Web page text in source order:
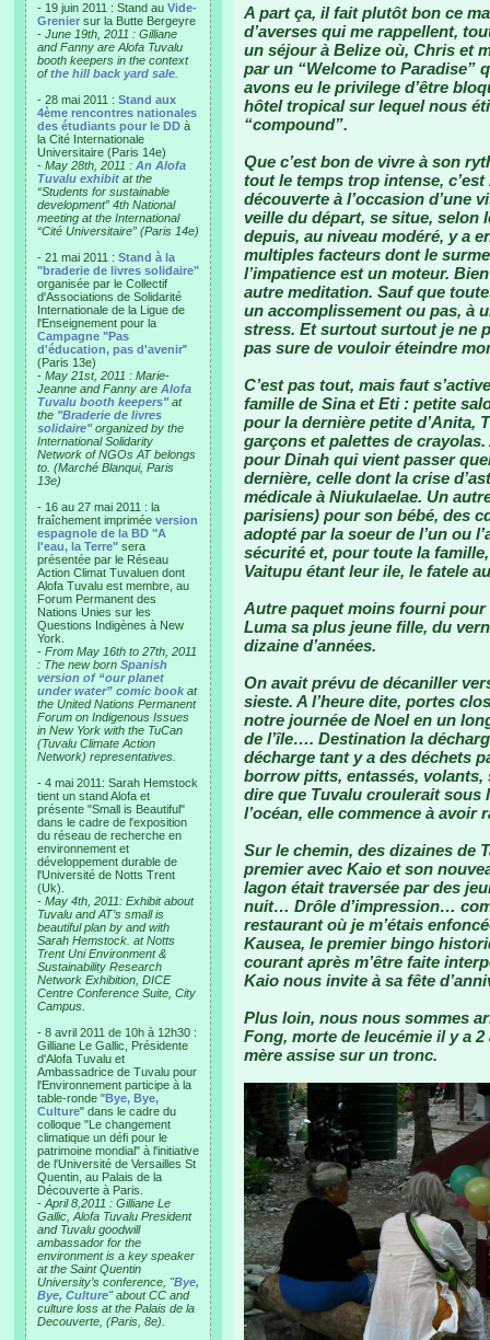
- 19 juin 2011 : Stand au Vide-
Grenier sur la Butte Bergeyre
- June 19th, 2011 : Gilliane
and Fanny are Alofa Tuvalu
booth keepers in the context
ofthe hill back yard sale
- 28 mai 2011 : Stand aux
4ème rencontres nationales
des étudiants pour le DD à
la Cité Internationale
Universitaire (Paris 14e)
- May 28th, 2011 : An Alofa
Tuvalu exhibit at the
“Students for sustainable
development” 4th National
meeting at the International
“Cité Universitaire” (Paris 14e)
- 21 mai 2011 : Stand à la
"braderie de livres solidaire"
organisée par le Collectif
d'Associations de Solidarité
Internationale de la Ligue de
l'Enseignement pour la
Campagne "Pas
d'éducation, pas d'avenir"
(Paris 13e)
- May 21st, 2011 : Marie-
Jeanne and Fanny are Alofa
Tuvalu booth keepers"at
the "Braderie de livres
solidaire"organized by the
International Solidarity
Network of NGOs AT belongs
to. (Marché Blanqui, Paris
13e)
- 16 au 27 mai 2011 : la
fraîchement imprimée version
espagnole de la BD "A
l'eau, la Terre" sera
présentée par le Réseau
Action Climat Tuvaluen dont
Alofa Tuvalu est membre, au
Forum Permanent des
Nations Unies sur les
Questions Indigènes à New
York.
- From May 16th to 27th, 2011
: The new born Spanish
version of “our planet
under water” comic book at
the United Nations Permanent
Forum on Indigenous Issues
in New York with the TuCan
(Tuvalu Climate Action
Network) representatives.
- 4 mai 2011: Sarah Hemstock
tient un stand Alofa et
présente "Small is Beautiful"
dans le cadre de l'exposition
du réseau de recherche en
environnement et
développement durable de
l'Université de Notts Trent
(Uk).
- May 4th, 2011: Exhibit about
Tuvalu and AT’s small is
beautiful plan by and with
Sarah Hemstock. at Notts
Trent Uni Environment &
Sustainability Research
Network Exhibition, DICE
Centre Conference Suite, City
Campus.
- 8 avril 2011 de 10h à 12h30 :
Gilliane Le Gallic, Présidente
d'Alofa Tuvalu et
Ambassadrice de Tuvalu pour
l'Environnement participe à la
table-ronde "Bye, Bye,
Culture" dans le cadre du
colloque "Le changement
climatique un défi pour le
patrimoine mondial" à l'initiative
de l'Université de Versailles St
Quentin, au Palais de la
Découverte à Paris.
- April 8,2011 : Gilliane Le
Gallic, Alofa Tuvalu President
and Tuvalu goodwill
ambassador for the
environment is a key speaker
at the Saint Quentin
University’s conference, "Bye,
Bye, Culture" about CC and
culture loss at the Palais de la
Decouverte, (Paris, 8e).
A part ça, il fait plutôt bon ce
d’averses qui me rappellent,
un séjour à Belize où, Chris et
par un “Welcome to Paradise”
avons eu le privilege d’être
hôtel tropical sur lequel nous
“compound”.
Que c’est bon de vivre à son
tout le temps trop intense,
découverte à l’occasion d’une
veille du départ, se situe, selon
depuis, au niveau modéré, y a
multiples facteurs dont le
l’impatience est un moteur.
autre meditation. Sauf que
un accomplissement ou pas, à
stress. Et surtout surtout je ne
pas sure de vouloir éteindre
C’est pas tout, mais faut
famille de Sina et Eti : petite
pour la dernière petite d’Anita,
garçons et palettes de
pour Dinah qui vient passer
dernière, celle dont la crise
médicale à Niukulaelae. Un
parisiens) pour son bébé, des
adopté par la soeur de l’un ou
sécurité et, pour toute la
Vaitupu étant leur ile, le fatele
Autre paquet moins fourni pour
Luma sa plus jeune fille, du
dizaine d’années.
On avait prévu de décaniller
sieste. A l’heure dite, portes
notre journée de Noel en un
de l’île…. Destination la
décharge tant y a des déchets
borrow pitts, entassés, volants,
dire que Tuvalu croulerait sous
l’océan, elle commence à avoir
Sur le chemin, des dizaines de
premier avec Kaio et son
lagon était traversée par des
nuit… Drôle d’impression…
restaurant où je m’étais
Kausea, le premier bingo
courant après m’être faite
Kaio nous invite à sa fête
Plus loin, nous nous sommes
Fong, morte de leucémie il y a
mère assise sur un tronc.